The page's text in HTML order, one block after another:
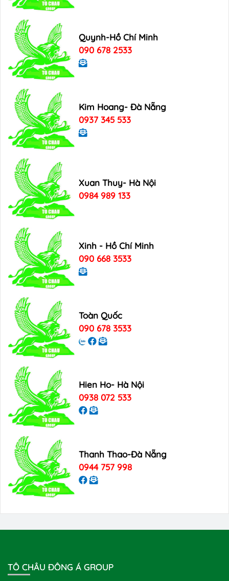
Quynh-Hồ Chí Minh
090 678 2533
Kim Hoang- Đà Nẵng
0937 345 533
Xuan Thuy- Hà Nội
0984 989 133
Xinh - Hồ Chí Minh
090 668 3533
Toàn Quốc
090 678 3533
Hien Ho- Hà Nội
0938 072 533
Thanh Thao-Đà Nẵng
0944 757 998
TÔ CHÂU ĐÔNG Á GROUP